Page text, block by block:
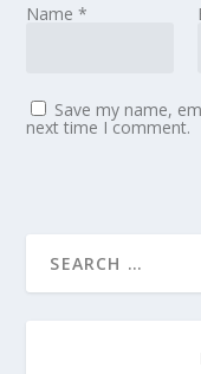
Name*
Save my name,
next time I comment.